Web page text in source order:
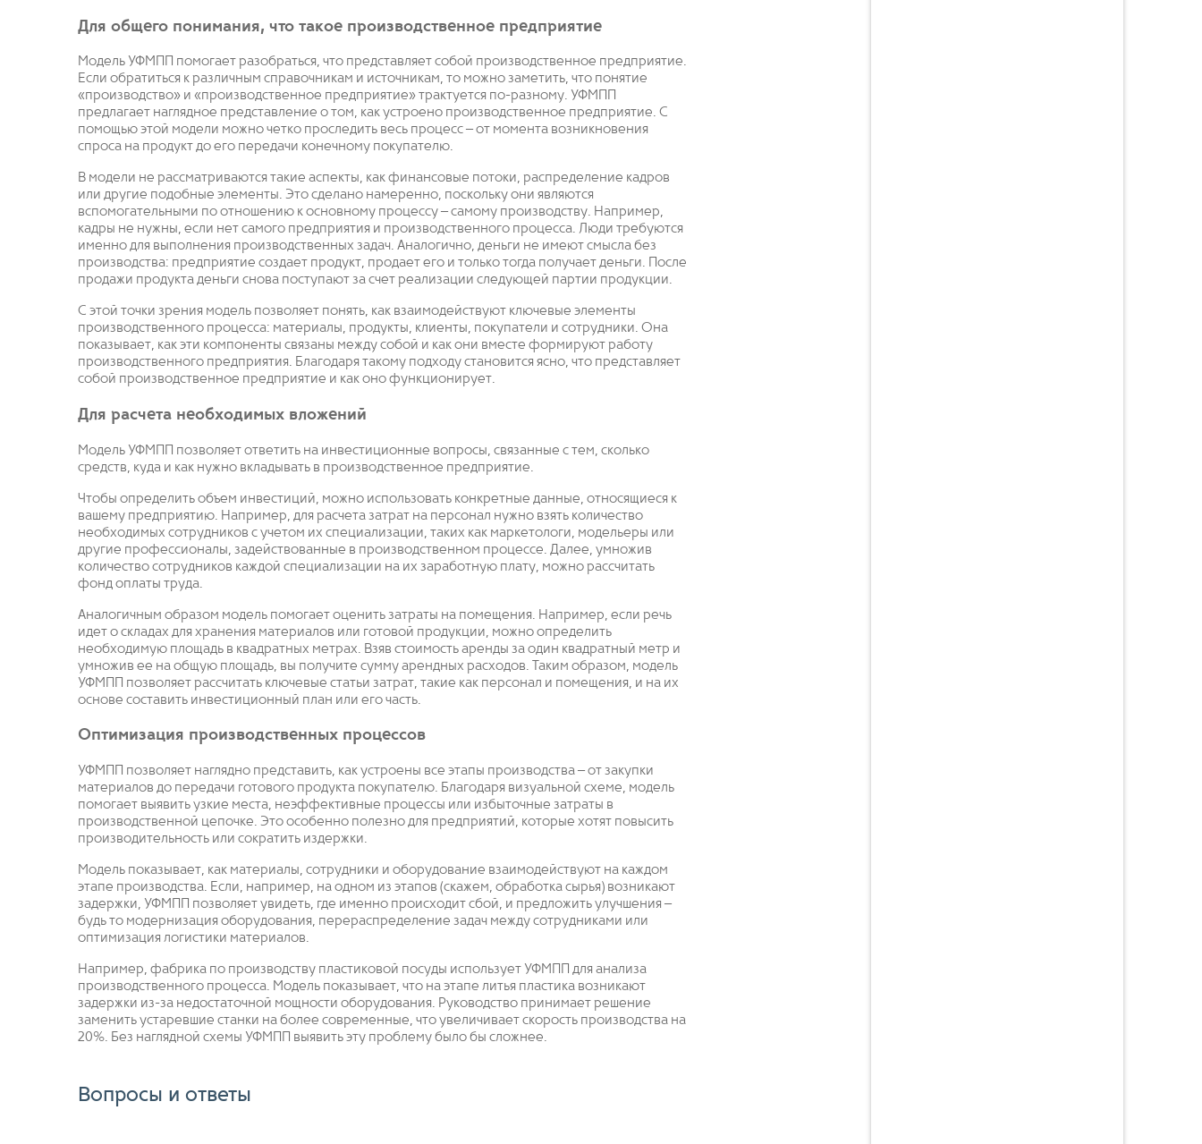
Для общего понимания, что такое производственное предприятие
Модель УФМПП помогает разобраться, что представляет собой производственное предприятие.
Если обратиться к различным справочникам и источникам, то можно заметить, что понятие
«производство» и «производственное предприятие» трактуется по-разному. УФМПП
предлагает наглядное представление о том, как устроено производственное предприятие. С
помощью этой модели можно четко проследить весь процесс – от момента возникновения
спроса на продукт до его передачи конечному покупателю.
В модели не рассматриваются такие аспекты, как финансовые потоки, распределение кадров
или другие подобные элементы. Это сделано намеренно, поскольку они являются
вспомогательными по отношению к основному процессу – самому производству. Например,
кадры не нужны, если нет самого предприятия и производственного процесса. Люди требуются
именно для выполнения производственных задач. Аналогично, деньги не имеют смысла без
производства: предприятие создает продукт, продает его и только тогда получает деньги. После
продажи продукта деньги снова поступают за счет реализации следующей партии продукции.
С этой точки зрения модель позволяет понять, как взаимодействуют ключевые элементы
производственного процесса: материалы, продукты, клиенты, покупатели и сотрудники. Она
показывает, как эти компоненты связаны между собой и как они вместе формируют работу
производственного предприятия. Благодаря такому подходу становится ясно, что представляет
собой производственное предприятие и как оно функционирует.
Для расчета необходимых вложений
Модель УФМПП позволяет ответить на инвестиционные вопросы, связанные с тем, сколько
средств, куда и как нужно вкладывать в производственное предприятие.
Чтобы определить объем инвестиций, можно использовать конкретные данные, относящиеся к
вашему предприятию. Например, для расчета затрат на персонал нужно взять количество
необходимых сотрудников с учетом их специализации, таких как маркетологи, модельеры или
другие профессионалы, задействованные в производственном процессе. Далее, умножив
количество сотрудников каждой специализации на их заработную плату, можно рассчитать
фонд оплаты труда.
Аналогичным образом модель помогает оценить затраты на помещения. Например, если речь
идет о складах для хранения материалов или готовой продукции, можно определить
необходимую площадь в квадратных метрах. Взяв стоимость аренды за один квадратный метр и
умножив ее на общую площадь, вы получите сумму арендных расходов. Таким образом, модель
УФМПП позволяет рассчитать ключевые статьи затрат, такие как персонал и помещения, и на их
основе составить инвестиционный план или его часть.
Оптимизация производственных процессов
УФМПП позволяет наглядно представить, как устроены все этапы производства – от закупки
материалов до передачи готового продукта покупателю. Благодаря визуальной схеме, модель
помогает выявить узкие места, неэффективные процессы или избыточные затраты в
производственной цепочке. Это особенно полезно для предприятий, которые хотят повысить
производительность или сократить издержки.
Модель показывает, как материалы, сотрудники и оборудование взаимодействуют на каждом
этапе производства. Если, например, на одном из этапов (скажем, обработка сырья) возникают
задержки, УФМПП позволяет увидеть, где именно происходит сбой, и предложить улучшения –
будь то модернизация оборудования, перераспределение задач между сотрудниками или
оптимизация логистики материалов.
Например, фабрика по производству пластиковой посуды использует УФМПП для анализа
производственного процесса. Модель показывает, что на этапе литья пластика возникают
задержки из-за недостаточной мощности оборудования. Руководство принимает решение
заменить устаревшие станки на более современные, что увеличивает скорость производства на
20%. Без наглядной схемы УФМПП выявить эту проблему было бы сложнее.
Вопросы и ответы